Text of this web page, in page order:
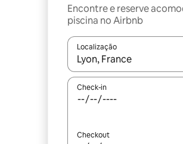
Encontre e reserve
piscina no Airbnb
Localização
Quando os resultados
Check-in
Checkout